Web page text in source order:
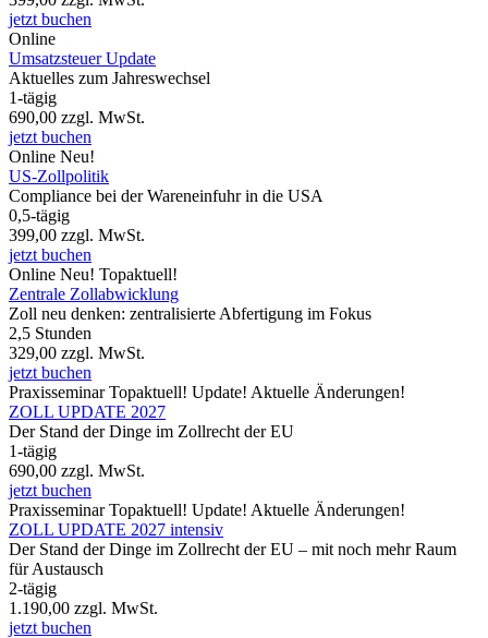
jetzt buchen
Online
Umsatzsteuer Update
Aktuelles zum Jahreswechsel
1-tägig
690,00 zzgl. MwSt.
jetzt buchen
Online Neu!
US-Zollpolitik
Compliance bei der Wareneinfuhr in die USA
0,5-tägig
399,00 zzgl. MwSt.
jetzt buchen
Online Neu! Topaktuell!
Zentrale Zollabwicklung
Zoll neu denken: zentralisierte Abfertigung im Fokus
2,5 Stunden
329,00 zzgl. MwSt.
jetzt buchen
Praxisseminar Topaktuell! Update! Aktuelle Änderungen!
ZOLL UPDATE 2027
Der Stand der Dinge im Zollrecht der EU
1-tägig
690,00 zzgl. MwSt.
jetzt buchen
Praxisseminar Topaktuell! Update! Aktuelle Änderungen!
ZOLL UPDATE 2027 intensiv
Der Stand der Dinge im Zollrecht der EU – mit noch mehr Raum
für Austausch
2-tägig
1.190,00 zzgl. MwSt.
jetzt buchen